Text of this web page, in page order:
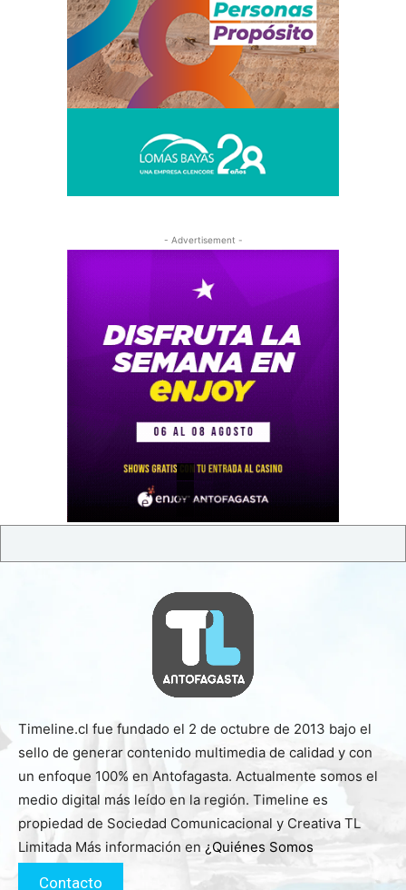
- Advertisement -
Timeline.cl fue fundado el 2 de octubre de 2013 bajo el
sello de generar contenido multimedia de calidad y con
un enfoque 100% en Antofagasta. Actualmente somos el
medio digital más leído en la región. Timeline es
propiedad de Sociedad Comunicacional y Creativa TL
Limitada Más información en ¿Quiénes Somos
Contacto